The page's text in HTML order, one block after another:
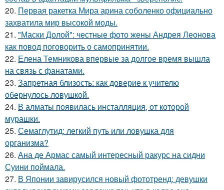
20. Первая ракетка Мира арина соболенко официально
захватила мир высокой моды.
21. "Маски Долой": честные фото жены Андрея Леонова
как повод поговорить о самопринятии.
22. Елена Темникова впервые за долгое время вышла
на связь с фанатами.
23. Запретная близость: как доверие к учителю
обернулось ловушкой.
24. В алматы появилась инсталляция, от которой
мурашки.
25. Семаглутид: легкий путь или ловушка для
организма?
26. Ана де Армас самый интересный ракурс на сидни
Суини поймала.
27. В Японии завирусился новый фототренд: девушки